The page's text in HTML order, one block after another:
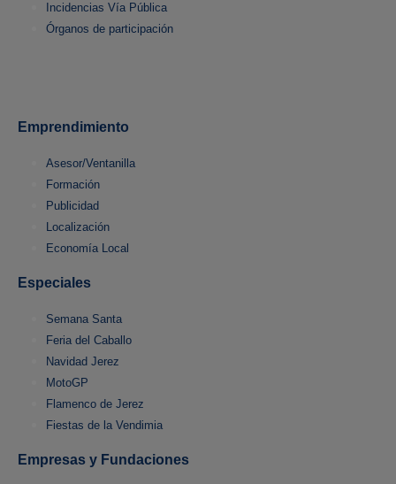
Incidencias Vía Pública
Órganos de participación
Emprendimiento
Asesor/Ventanilla
Formación
Publicidad
Localización
Economía Local
Especiales
Semana Santa
Feria del Caballo
Navidad Jerez
MotoGP
Flamenco de Jerez
Fiestas de la Vendimia
Empresas y Fundaciones